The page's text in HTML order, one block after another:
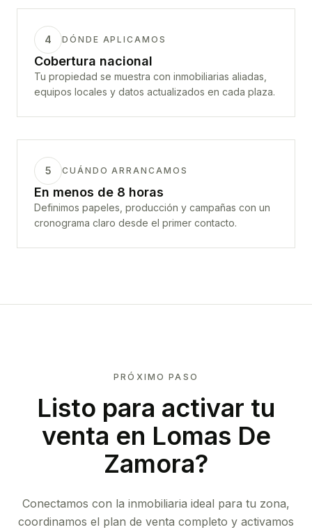
4 DÓNDE APLICAMOS
Cobertura nacional
Tu propiedad se muestra con inmobiliarias aliadas,
equipos locales y datos actualizados en cada plaza.
5 CUÁNDO ARRANCAMOS
En menos de 8 horas
Definimos papeles, producción y campañas con un
cronograma claro desde el primer contacto.
PRÓXIMO PASO
Listo para activar tu
venta en Lomas De
Zamora?
Conectamos con la inmobiliaria ideal para tu zona,
coordinamos el plan de venta completo y activamos